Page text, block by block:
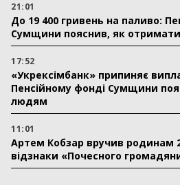
21:01
До 19 400 гривень на паливо:
Сумщини пояснив, як
17:52
«Укрексімбанк» припиняє
Пенсійному фонді Сумщини
людям
11:01
Артем Кобзар вручив родинам
відзнаки «Почесного